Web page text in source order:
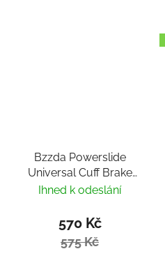
Bzzda Powerslide
Universal Cuff Brake
150
Ihned k odeslání
570 Kč
575 Kč